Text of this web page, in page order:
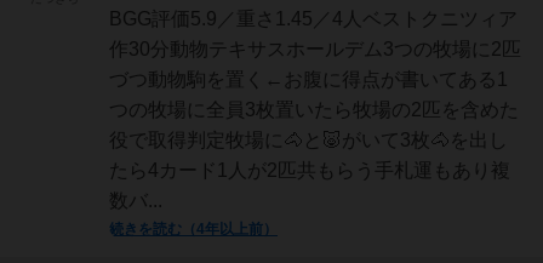
BGG評価5.9／重さ1.45／4人ベストクニツィア
作30分動物テキサスホールデム3つの牧場に2匹
づつ動物駒を置く←お腹に得点が書いてある1
つの牧場に全員3枚置いたら牧場の2匹を含めた
役で取得判定牧場に🐴と🐷がいて3枚🐴を出し
たら4カード1人が2匹共もらう手札運もあり複
数バ...
続きを読む（4年以上前）